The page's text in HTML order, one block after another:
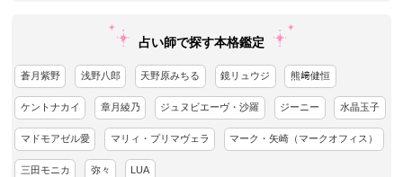
占い師で探す本格鑑定
蒼月紫野 浅野八郎 天野原みちる 鏡リュウジ 熊﨑健恒
ケントナカイ 章月綾乃 ジュヌビエーヴ・沙羅 ジーニー 水晶玉子
マドモアゼル愛 マリィ・プリマヴェラ マーク・矢崎（マークオフィス）
三田モニカ 弥々 LUA